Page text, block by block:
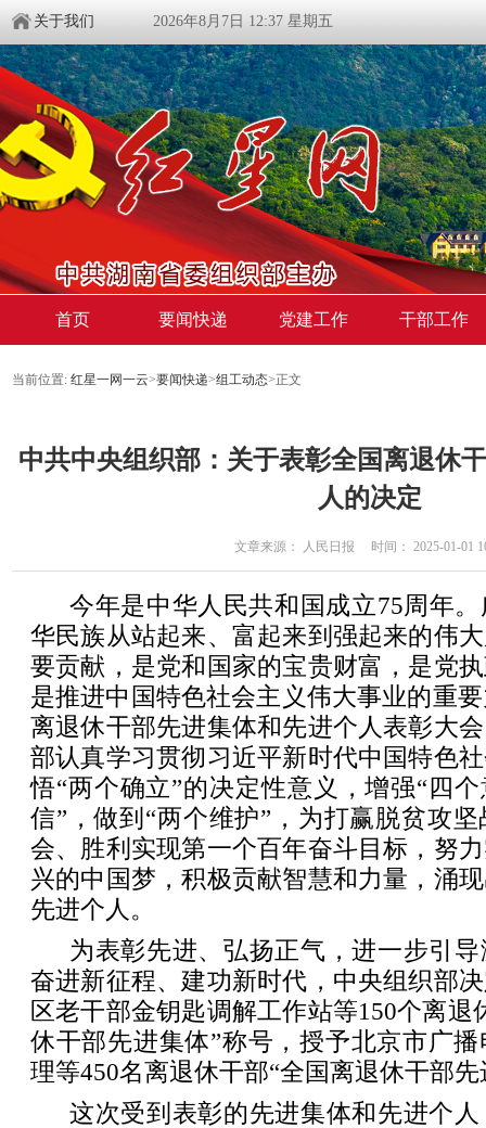
关于我们 2026年8月7日 12:37 星期五
首页 要闻快递 党建工作 干部工作
当前位置: 红星一网一云>要闻快递>组工动态>正文
中共中央组织部：关于表彰全国离退休
人的决定
文章来源： 人民日报 时间： 2025-01-01
今年是中华人民共和国成立75周年
华民族从站起来、富起来到强起来的伟
要贡献，是党和国家的宝贵财富，是党
是推进中国特色社会主义伟大事业的重
离退休干部先进集体和先进个人表彰大
部认真学习贯彻习近平新时代中国特色
悟“两个确立”的决定性意义，增强“四
信”，做到“两个维护”，为打赢脱贫攻
会、胜利实现第一个百年奋斗目标，努
兴的中国梦，积极贡献智慧和力量，涌
先进个人。
为表彰先进、弘扬正气，进一步引
奋进新征程、建功新时代，中央组织部
区老干部金钥匙调解工作站等150个离退
休干部先进集体”称号，授予北京市广
理等450名离退休干部“全国离退休干部
这次受到表彰的先进集体和先进个